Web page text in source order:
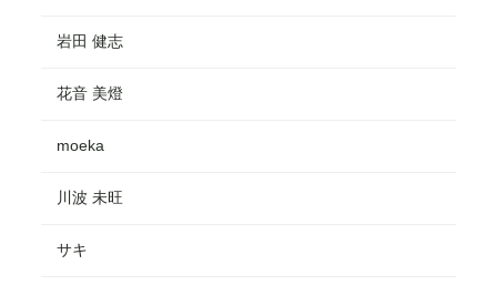
岩田 健志
花音 美燈
moeka
川波 未旺
サキ